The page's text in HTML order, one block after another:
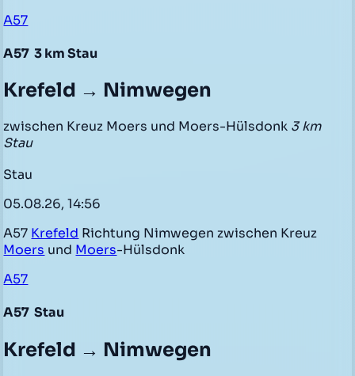
A57
A57 3 km Stau
Krefeld → Nimwegen
zwischen Kreuz Moers und Moers-Hülsdonk 3 km
Stau
Stau
05.08.26, 14:56
A57 Krefeld Richtung Nimwegen zwischen Kreuz
Moers und Moers-Hülsdonk
A57
A57 Stau
Krefeld → Nimwegen